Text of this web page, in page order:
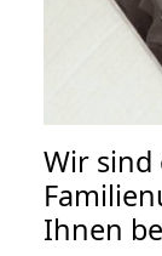
Wir sind
Ihnen